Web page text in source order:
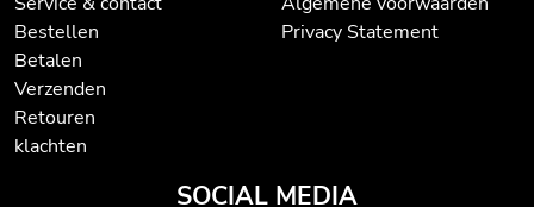
Bestellen
Betalen
Verzenden
Retouren
klachten
Privacy Statement
SOCIAL MEDIA